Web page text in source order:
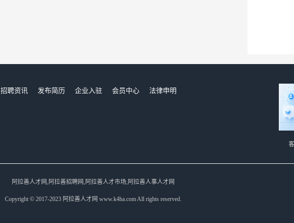
招聘资讯 发布简历 企业入驻 会员中心
法律申明
阿拉善人才网,阿拉善招聘网,阿拉善人才市场,阿拉善人事人才网
Copyright © 2017-2023 阿拉善人才网 www.k4ha.com All rights reserved.